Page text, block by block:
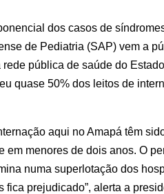
dos casos de
de Pediatria (SAP) vem a
pública de saúde do
quase 50% dos leitos de
aqui no Amapá têm
em menores de dois anos. O
numa superlotação dos
fica prejudicado”, alerta a